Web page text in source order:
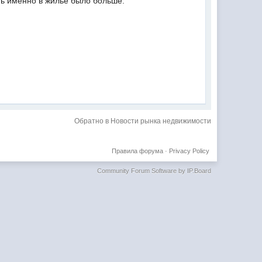
Обратно в Новости рынка недвижимости
Privacy Policy
Правила форума·
Community Forum Software by IP.Board